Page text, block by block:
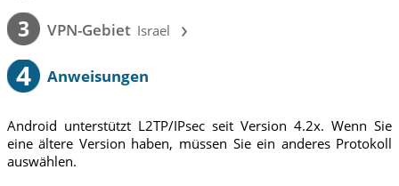
3 VPN-Gebiet Israel ›
4 Anweisungen
Android unterstützt L2TP/IPsec seit Version 4.2x. Wenn Sie
eine ältere Version haben, müssen Sie ein anderes Protokoll
auswählen.